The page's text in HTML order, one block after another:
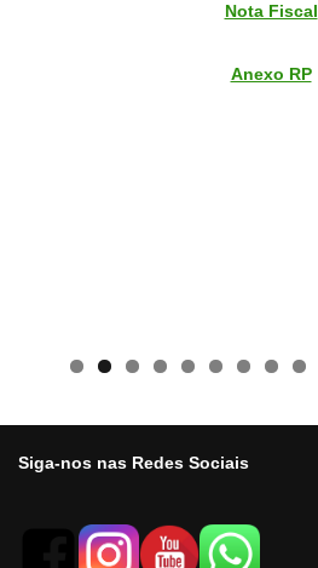
Nota Fiscal
Anexo RP
Siga-nos nas Redes Sociais